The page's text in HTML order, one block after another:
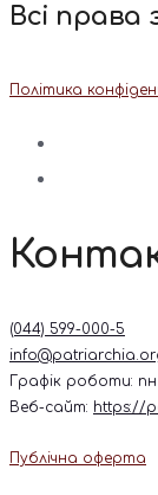
Всі права
Політика
(044) 599-000-5
Графік роботи: пн
Веб-сайт: https://
Публічна оферта